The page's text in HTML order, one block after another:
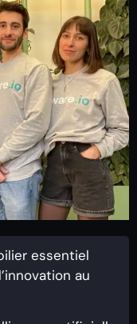
essentiel
au